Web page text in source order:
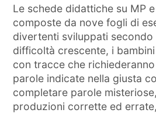
Le schede didattiche su MP
composte da nove fogli di
divertenti sviluppati secondo
difficoltà crescente, i
con tracce che
parole indicate nella giusta
completare parole
produzioni corrette ed